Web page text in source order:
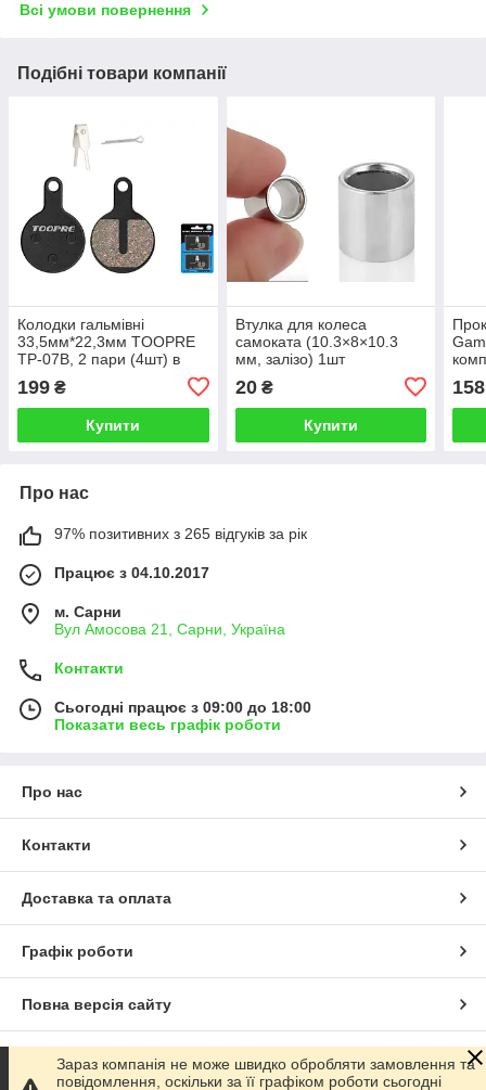
Всі умови повернення
Подібні товари компанії
Колодки гальмівні
33,5мм*22,3мм TOOPRE
TP-07B, 2 пари (4шт) в
199 ₴
Купити
Втулка для колеса
самоката (10.3×8×10.3
мм, залізо) 1шт
20₴
Купити
158
Про нас
97% позитивних з 265 відгуків за рік
Працює з 04.10.2017
м. Сарни
Вул Амосова 21, Сарни, Україна
Контакти
Сьогодні працює з 09:00 до 18:00
Показати весь графік роботи
Про нас
Контакти
Доставка та оплата
Графік роботи
Повна версія сайту
Сайт створено на маркетплейсі Prom.ua
Зараз компанія не може швидко обробляти замовлення та
повідомлення, оскільки за її графіком роботи сьогодні